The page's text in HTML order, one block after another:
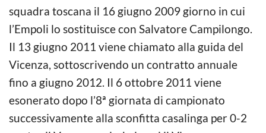
squadra toscana il 16 giugno 2009 giorno in cui
l’Empoli lo sostituisce con Salvatore Campilongo.
Il 13 giugno 2011 viene chiamato alla guida del
Vicenza, sottoscrivendo un contratto annuale
fino a giugno 2012. Il 6 ottobre 2011 viene
esonerato dopo l’8ª giornata di campionato
successivamente alla sconfitta casalinga per 0-2